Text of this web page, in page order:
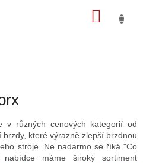
v různých cenových kategorií od
které výrazně zlepší brzdnou
stroje. Ne nadarmo se říká "Co
máme široký sortiment